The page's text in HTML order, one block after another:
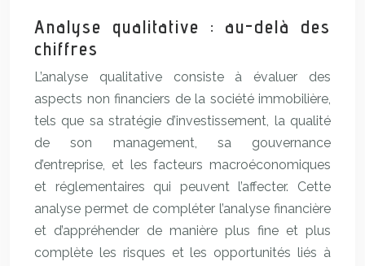
Analyse qualitative : au-delà des
chiffres
L’analyse qualitative consiste à évaluer des
aspects non financiers de la société immobilière,
tels que sa stratégie d’investissement, la qualité
de son management, sa gouvernance
d’entreprise, et les facteurs macroéconomiques
et réglementaires qui peuvent l’affecter. Cette
analyse permet de compléter l’analyse financière
et d’appréhender de manière plus fine et plus
complète les risques et les opportunités liés à